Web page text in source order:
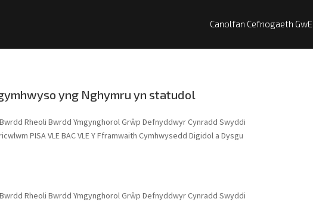
Canolfan Cefnogaeth GwE
yng Nghymru yn statudol
Rheoli Bwrdd Ymgynghorol Grŵp Defnyddwyr Cynradd Swyddi
PISA VLE BAC VLE Y Fframwaith Cymhwysedd Digidol a Dysgu
Rheoli Bwrdd Ymgynghorol Grŵp Defnyddwyr Cynradd Swyddi